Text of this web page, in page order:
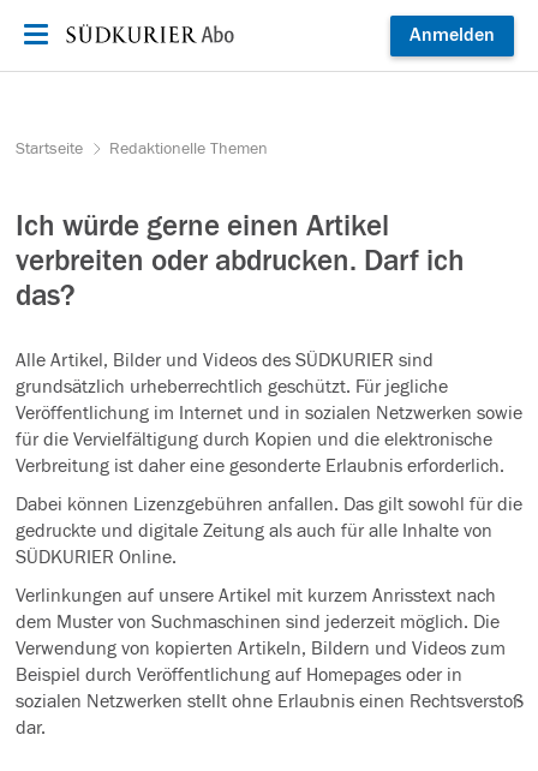
Anmelden
Startseite Redaktionelle Themen
Ich würde gerne einen Artikel
verbreiten oder abdrucken. Darf ich
das?
Alle Artikel, Bilder und Videos des SÜDKURIER sind
grundsätzlich urheberrechtlich geschützt. Für jegliche
Veröffentlichung im Internet und in sozialen Netzwerken sowie
für die Vervielfältigung durch Kopien und die elektronische
Verbreitung ist daher eine gesonderte Erlaubnis erforderlich.
Dabei können Lizenzgebühren anfallen. Das gilt sowohl für die
gedruckte und digitale Zeitung als auch für alle Inhalte von
SÜDKURIER Online.
Verlinkungen auf unsere Artikel mit kurzem Anrisstext nach
dem Muster von Suchmaschinen sind jederzeit möglich. Die
Verwendung von kopierten Artikeln, Bildern und Videos zum
Beispiel durch Veröffentlichung auf Homepages oder in
sozialen Netzwerken stellt ohne Erlaubnis einen Rechtsverstoß
dar.